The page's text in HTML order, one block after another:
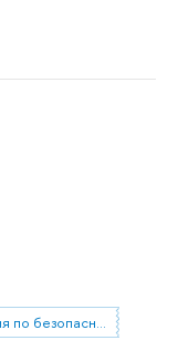
Организация по безопасности и сотрудничеству в Европе (ОБСЕ)